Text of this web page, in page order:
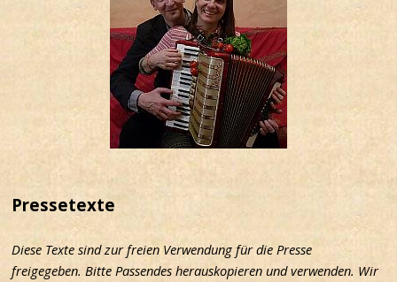
Pressetexte
Diese Texte sind zur freien Verwendung für die Presse
freigegeben. Bitte Passendes herauskopieren und verwenden. Wir